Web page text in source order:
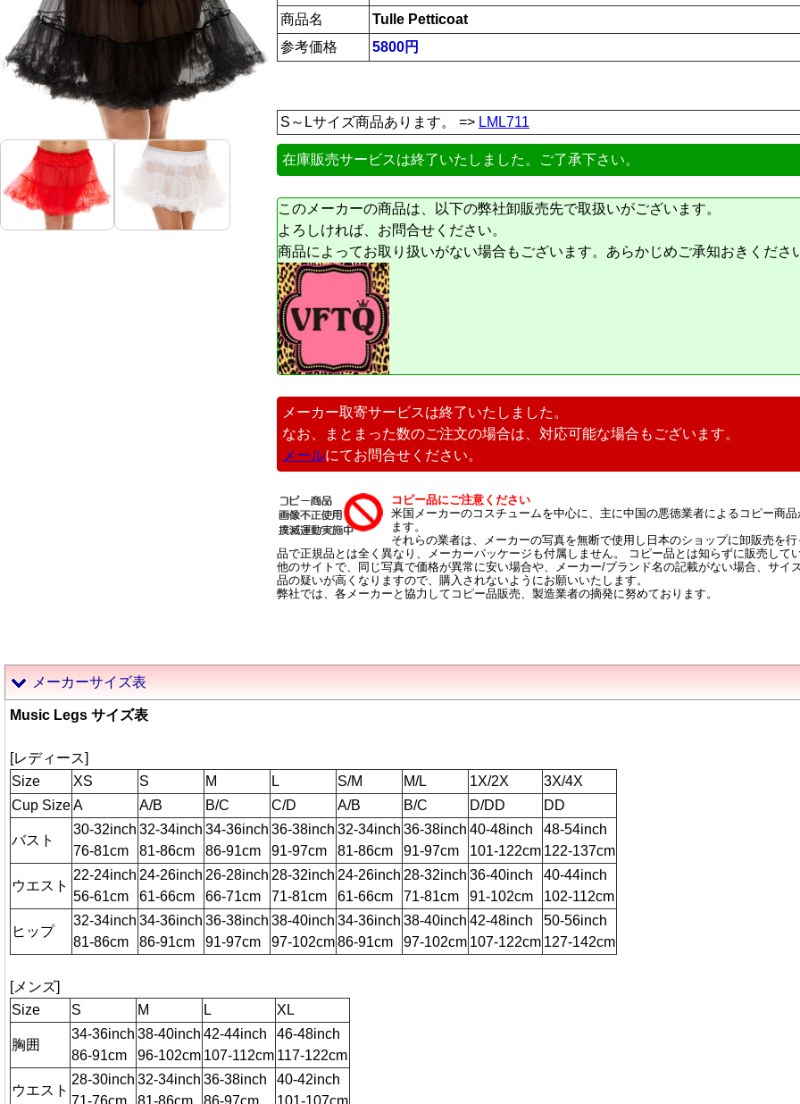
商品名
Tulle Petticoat
参考価格
5800円
S～Lサイズ商品あります。 => LML711
在庫販売サービスは終了いたしました。ご了承下さい。
このメーカーの商品は、以下の弊社卸販売先で取扱いがございます。
よろしければ、お問合せください。
商品によってお取り扱いがない場合もございます。あらかじめご承知おきくださ
メーカー取寄サービスは終了いたしました。
なお、まとまった数のご注文の場合は、対応可能な場合もございます。
メールにてお問合せください。
コピー品にご注意ください
米国メーカーのコスチュームを中心に、主に中国の悪徳業者によるコピー商
ます。
それらの業者は、メーカーの写真を無断で使用し日本のショップに卸販売を
品で正規品とは全く異なり、メーカーパッケージも付属しません。 コピー品とは知らずに販売して
他のサイトで、同じ写真で価格が異常に安い場合や、メーカー/ブランド名の記載がない場合、サイ
品の疑いが高くなりますので、購入されないようにお願いいたします。
弊社では、各メーカーと協力してコピー品販売、製造業者の摘発に努めております。
メーカーサイズ表
Music Legs サイズ表
[レディース]
Size
XS S M L S/M M/L 1X/2X
3X/4X
Cup SizeA A/B B/C C/D A/B B/C D/DD DD
バスト
30-32inch
76-81cm
32-34inch
81-86cm
34-36inch
86-91cm
36-38inch
91-97cm
32-34inch
81-86cm
36-38inch
91-97cm
40-48inch
101-122cm
48-54inch
122-137cm
ウエスト
22-24inch
56-61cm
24-26inch
61-66cm
26-28inch
66-71cm
28-32inch
71-81cm
24-26inch
61-66cm
28-32inch
71-81cm
36-40inch
91-102cm
40-44inch
102-112cm
ヒップ
32-34inch
81-86cm
34-36inch
86-91cm
36-38inch
91-97cm
38-40inch
97-102cm
34-36inch
86-91cm
38-40inch
97-102cm
42-48inch
107-122cm
50-56inch
127-142cm
[メンズ]
Size
S M L XL
胸囲
34-36inch
86-91cm
38-40inch
96-102cm
42-44inch
107-112cm
46-48inch
117-122cm
ウエスト
28-30inch
71-76cm
32-34inch
81-86cm
36-38inch
86-97cm
40-42inch
101-107cm